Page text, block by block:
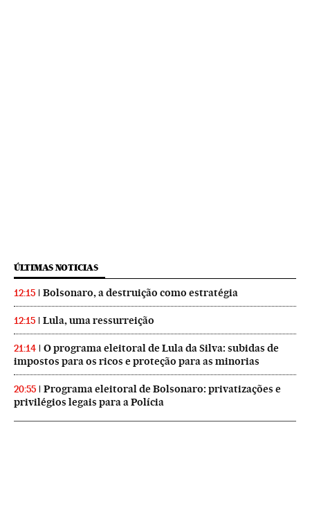
ÚLTIMAS NOTICIAS
12:15 Bolsonaro, a destruição como estratégia
12:15 Lula, uma ressurreição
21:14
O programa eleitoral de Lula da Silva: subidas de
impostos para os ricos e proteção para as minorias
20:55
Programa eleitoral de Bolsonaro: privatizações e
privilégios legais para a Polícia